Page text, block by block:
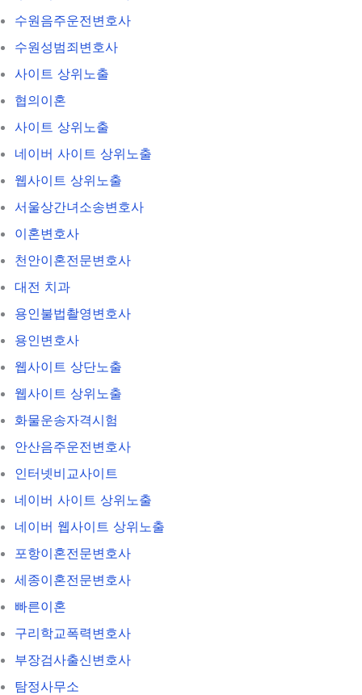
수원음주운전변호사
수원성범죄변호사
사이트 상위노출
협의이혼
사이트 상위노출
네이버 사이트 상위노출
웹사이트 상위노출
서울상간녀소송변호사
이혼변호사
천안이혼전문변호사
대전 치과
용인불법촬영변호사
용인변호사
웹사이트 상단노출
웹사이트 상위노출
화물운송자격시험
안산음주운전변호사
인터넷비교사이트
네이버 사이트 상위노출
네이버 웹사이트 상위노출
포항이혼전문변호사
세종이혼전문변호사
빠른이혼
구리학교폭력변호사
부장검사출신변호사
탐정사무소